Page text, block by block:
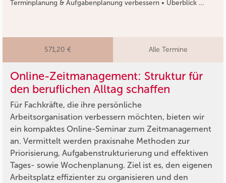
Terminplanung & Aufgabenplanung verbessern • Überblick …
571,20 € Alle Termine
Online-Zeitmanagement: Struktur für
den beruflichen Alltag schaffen
Für Fachkräfte, die ihre persönliche
Arbeitsorganisation verbessern möchten, bieten wir
ein kompaktes Online-Seminar zum Zeitmanagement
an. Vermittelt werden praxisnahe Methoden zur
Priorisierung, Aufgabenstrukturierung und effektiven
Tages- sowie Wochenplanung. Ziel ist es, den eigenen
Arbeitsplatz effizienter zu organisieren und den